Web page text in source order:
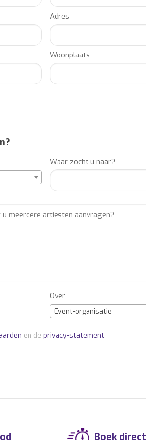
Adres
Woonplaats
Waar zocht u naar?
Over
Event-organisatie
en de privacy-statement
Boek direct